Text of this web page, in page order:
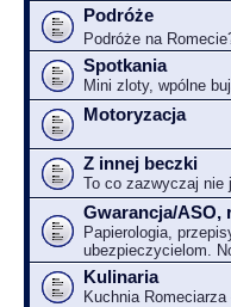
Podróże
Podróże na
Spotkania
Mini zloty, wpólne
Motoryzacja
Z innej beczki
To co zazwyczaj nie
Gwarancja/ASO,
Papierologia,
ubezpieczycielom.
Kulinaria
Kuchnia